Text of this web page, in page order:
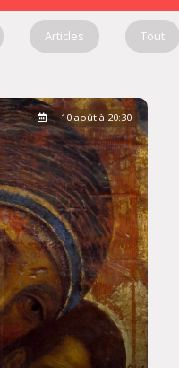
Articles Tout
10 août à 20:30